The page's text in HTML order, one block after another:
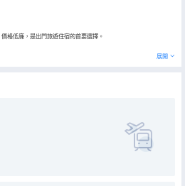
格低廉，是出門旅遊住宿的首要選擇。
展開